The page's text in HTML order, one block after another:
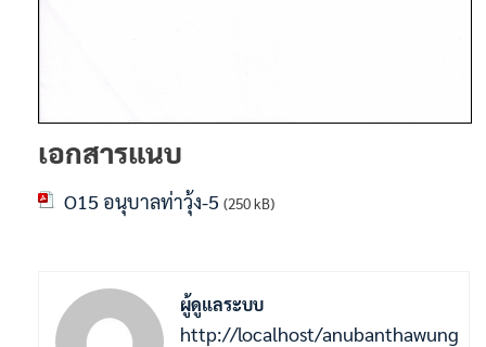
เอกสารแนบ
O15 อนุบาลท่าวุ้ง-5 (250 kB)
ผู้ดูแลระบบ
http://localhost/anubanthawung